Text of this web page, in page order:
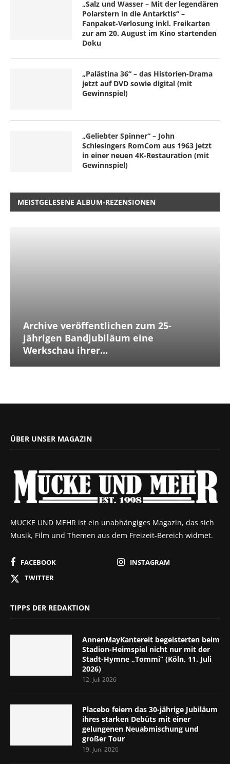
„Salz und Wasser – Mit der legendären
Polarstern in die Antarktis“ –
Fanpaket-Verlosung inkl. Freikarten
zur am 20. August im Kino startenden
Doku
„Palästina 36“ – das Historien-Drama
jetzt auf DVD sowie digital (mit
Gewinnspiel)
„Geliebter Spinner“ – John
Schlesingers RomCom aus 1963 jetzt
in einer neuen 4K-Restauration (mit
Gewinnspiel)
MEISTGELESENE ALBUM-REZENSIONEN
Archive veröffentlichen zum 25-
jährigen Bandjubiläum eine
Werkschau ihrer...
ÜBER UNSER MAGAZIN
MUCKE UND MEHR ist ein unabhängiges Magazin, das sich
Musik, Film und Themen aus dem Freizeit-Bereich widmet.
FACEBOOK
INSTAGRAM
TWITTER
TIPPS DER REDAKTION
AnnenMayKantereit begeisterten beim
Stadion-Heimspiel nicht nur mit der
Stadt-Hymne „Tommi“ (Köln, 11. Juli
2026)
12. Juli 2026
Placebo feiern das 30-jährige Jubiläum
ihres starken Debüts mit einer
gelungenen Neuabmischung und
großer Tour
19. Juni 2026